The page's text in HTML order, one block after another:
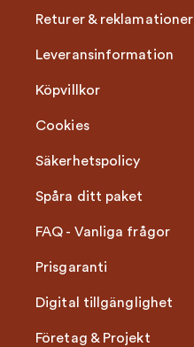
Returer & reklamationer
Leveransinformation
Köpvillkor
Cookies
Säkerhetspolicy
Spåra ditt paket
FAQ - Vanliga frågor
Prisgaranti
Digital tillgänglighet
Företag & Projekt